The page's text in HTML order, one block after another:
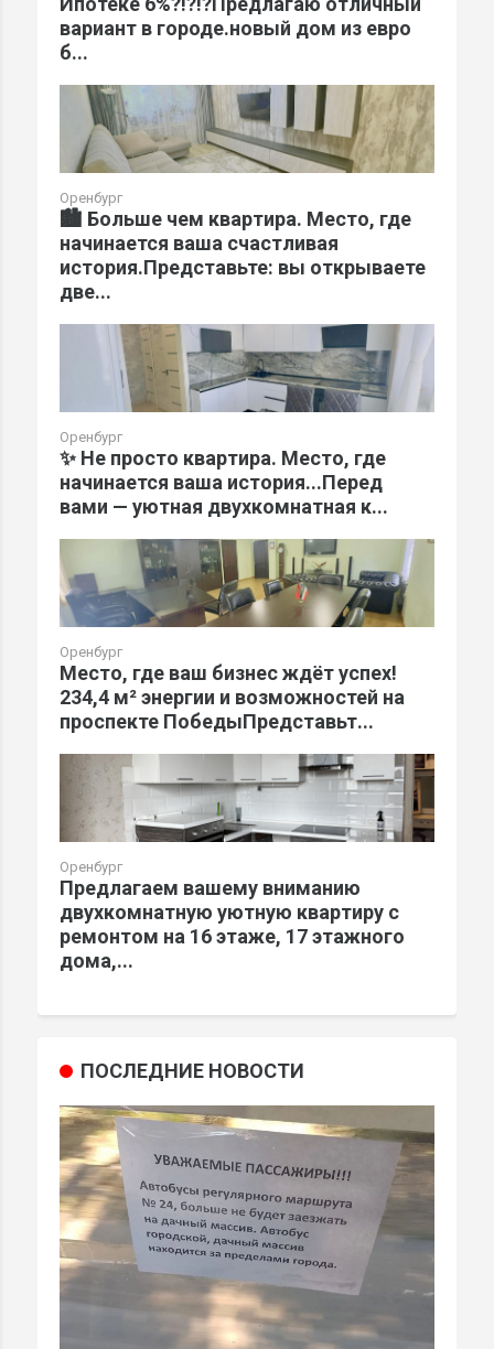
вариант в городе.новый дом из евро
б...
Оренбург
🏙️ Больше чем квартира. Место, где
начинается ваша счастливая
история.Представьте: вы открываете
две...
Оренбург
✨ Не просто квартира. Место, где
начинается ваша история...Перед
вами — уютная двухкомнатная к...
Оренбург
Место, где ваш бизнес ждёт успех!
234,4 м² энергии и возможностей на
проспекте ПобедыПредставьт...
Оренбург
Предлагаем вашему вниманию
двухкомнатную уютную квартиру с
ремонтом на 16 этаже, 17 этажного
дома,...
ПОСЛЕДНИЕ НОВОСТИ